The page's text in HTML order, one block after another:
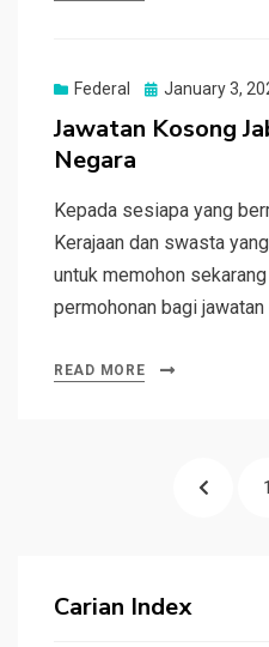
Federal
Posted
January 3,
Jawatan Kosong
Negara
Kepada sesiapa yang
Kerajaan dan swasta
untuk memohon
permohonan bagi
READ MORE
1
Carian Index